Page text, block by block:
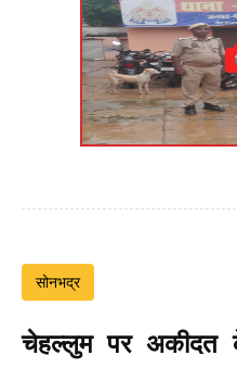
सोनभद्र
चेहल्लुम पर अकीदत